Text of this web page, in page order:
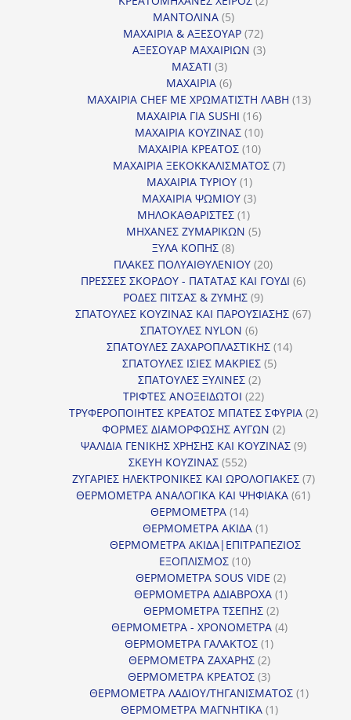
ΜΑΝΤΟΛΙΝΑ 55
προϊόντα
ΜΑΧΑΙΡΙΑ & ΑΞΕΣΟΥΑΡ 7272
προϊόντα
ΑΞΕΣΟΥΑΡ ΜΑΧΑΙΡΙΩΝ 33
ΜΑΣΑΤΙ 33
προϊόντα
ΜΑΧΑΙΡΙΑ 66
προϊόντα
ΜΑΧΑΙΡΙΑ CHEF ΜΕ ΧΡΩΜΑΤΙΣΤΗ ΛΑΒΗ 1313
ΜΑΧΑΙΡΙΑ ΓΙΑ SUSHI 1616
προϊόντα
ΜΑΧΑΙΡΙΑ ΚΟΥΖΙΝΑΣ 1010
προϊόντα
ΜΑΧΑΙΡΙΑ ΚΡΕΑΤΟΣ 1010
προϊόντα
ΜΑΧΑΙΡΙΑ ΞΕΚΟΚΚΑΛΙΣΜΑΤΟΣ 77
ΜΑΧΑΙΡΙΑ ΤΥΡΙΟΥ 11
προϊόν
ΜΑΧΑΙΡΙΑ ΨΩΜΙΟΥ 33
ΜΗΛΟΚΑΘΑΡΙΣΤΕΣ 11
προϊόν
ΜΗΧΑΝΕΣ ΖΥΜΑΡΙΚΩΝ 55
ΞΥΛΑ ΚΟΠΗΣ 88
προϊόντα
ΠΛΑΚΕΣ ΠΟΛΥΑΙΘΥΛΕΝΙΟΥ 2020
προϊόντα
ΠΡΕΣΣΕΣ ΣΚΟΡΔΟΥ - ΠΑΤΑΤΑΣ ΚΑΙ ΓΟΥΔΙ 66
ΡΟΔΕΣ ΠΙΤΣΑΣ & ΖΥΜΗΣ 99
προϊόντα
ΣΠΑΤΟΥΛΕΣ ΚΟΥΖΙΝΑΣ ΚΑΙ ΠΑΡΟΥΣΙΑΣΗΣ 6767
ΣΠΑΤΟΥΛΕΣ NYLON 66
προϊόντα
ΣΠΑΤΟΥΛΕΣ ΖΑΧΑΡΟΠΛΑΣΤΙΚΗΣ 1414
ΣΠΑΤΟΥΛΕΣ ΙΣΙΕΣ ΜΑΚΡΙΕΣ 55
ΣΠΑΤΟΥΛΕΣ ΞΥΛΙΝΕΣ 22
προϊόντα
ΤΡΙΦΤΕΣ ΑΝΟΞΕΙΔΩΤΟΙ 2222
προϊόντα
ΤΡΥΦΕΡΟΠΟΙΗΤΕΣ ΚΡΕΑΤΟΣ ΜΠΑΤΕΣ ΣΦΥΡΙΑ 22
ΦΟΡΜΕΣ ΔΙΑΜΟΡΦΩΣΗΣ ΑΥΓΩΝ 22
προϊόντα
ΨΑΛΙΔΙΑ ΓΕΝΙΚΗΣ ΧΡΗΣΗΣ ΚΑΙ ΚΟΥΖΙΝΑΣ 99
ΣΚΕΥΗ ΚΟΥΖΙΝΑΣ 552552
προϊόντα
ΖΥΓΑΡΙΕΣ ΗΛΕΚΤΡΟΝΙΚΕΣ ΚΑΙ ΩΡΟΛΟΓΙΑΚΕΣ 77
ΘΕΡΜΟΜΕΤΡΑ ΑΝΑΛΟΓΙΚΑ ΚΑΙ ΨΗΦΙΑΚΑ 6161
ΘΕΡΜΟΜΕΤΡΑ 1414
προϊόντα
ΘΕΡΜΟΜΕΤΡΑ ΑΚΙΔΑ 11
προϊόν
ΘΕΡΜΟΜΕΤΡΑ ΑΚΙΔΑ|ΕΠΙΤΡΑΠΕΖΙΟΣ
ΕΞΟΠΛΙΣΜΟΣ 1010
προϊόντα
ΘΕΡΜΟΜΕΤΡΑ SOUS VIDE 22
προϊόντα
ΘΕΡΜΟΜΕΤΡΑ ΑΔΙΑΒΡΟΧΑ 11
ΘΕΡΜΟΜΕΤΡΑ ΤΣΕΠΗΣ 22
προϊόντα
ΘΕΡΜΟΜΕΤΡΑ - ΧΡΟΝΟΜΕΤΡΑ 44
ΘΕΡΜΟΜΕΤΡΑ ΓΑΛΑΚΤΟΣ 11
προϊόν
ΘΕΡΜΟΜΕΤΡΑ ΖΑΧΑΡΗΣ 22
προϊόντα
ΘΕΡΜΟΜΕΤΡΑ ΚΡΕΑΤΟΣ 33
προϊόντα
ΘΕΡΜΟΜΕΤΡΑ ΛΑΔΙΟΥ/ΤΗΓΑΝΙΣΜΑΤΟΣ 11
ΘΕΡΜΟΜΕΤΡΑ ΜΑΓΝΗΤΙΚΑ 11